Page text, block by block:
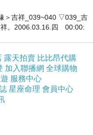
＞吉祥_039~040 ▽039_吉
。2006.03.16.四 00:00:
露天拍賣 比比昂代購
加入聯播網 全球購物
服務中心
星座命理 會員中心